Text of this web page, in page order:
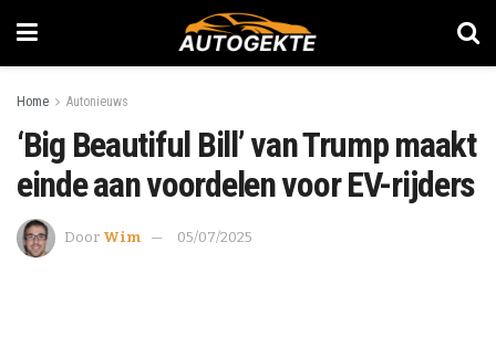
Home Autonieuws
‘Big Beautiful Bill’ van Trump maakt
einde aan voordelen voor EV-rijders
Door Wim 05/07/2025